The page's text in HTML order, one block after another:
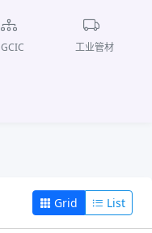
GCIC 工业管材
Grid List